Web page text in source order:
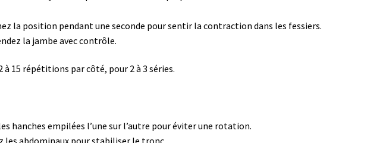
la position pendant une seconde pour sentir la contraction dans les fessiers.
la jambe avec contrôle.
à 15 répétitions par côté, pour 2 à 3 séries.
hanches empilées l’une sur l’autre pour éviter une rotation.
les abdominaux pour stabiliser le tronc.